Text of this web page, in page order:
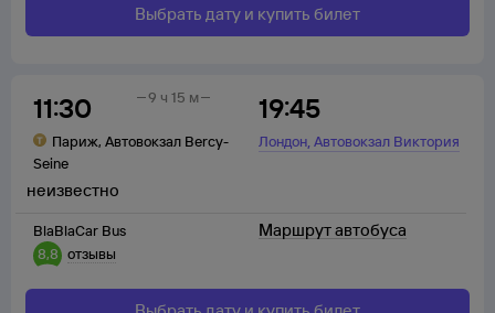
Выбрать дату и купить билет
11:30
Париж, Автовокзал Bercy-
Seine
19:45
Лондон,Автовокзал Виктория
9 ч 15 м
BlaBlaCar Bus
8,8 отзывы
неизвестно
Маршрут автобуса